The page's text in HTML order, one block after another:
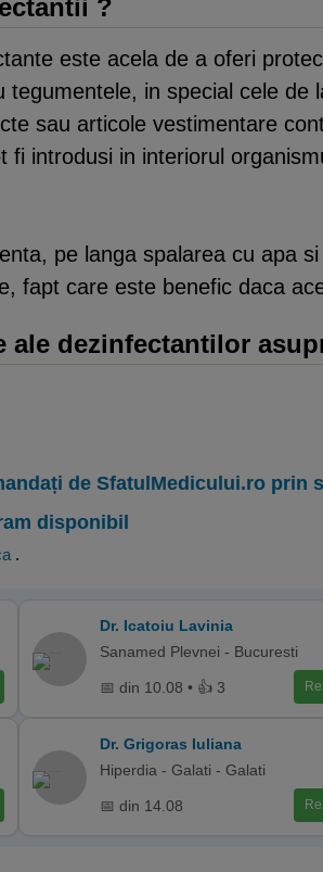
?
este acela de a oferi
in special cele de
sau articole vestimentare
fi introdusi in interiorul
pe langa spalarea cu apa
fapt care este benefic daca
ale dezinfectantilor
de SfatulMedicului.ro prin
disponibil
.
Dr. Icatoiu Lavinia
Sanamed Plevnei - Bucuresti
📅 din 10.08 • 👍 3
Dr. Grigoras Iuliana
Hiperdia - Galati - Galati
📅 din 14.08